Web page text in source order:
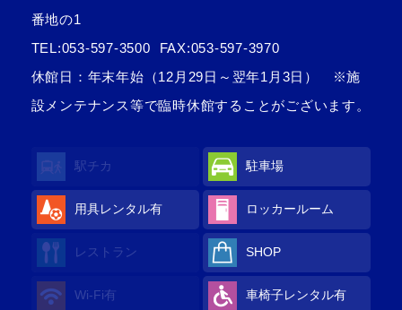
番地の1
TEL:053-597-3500
FAX:053-597-3970
休館日：年末年始（12月29日～翌年1月3日） ※施
設メンテナンス等で臨時休館することがございます。
駅チカ 駐車場
用具レンタル有 ロッカールーム
レストラン SHOP
Wi-Fi有 車椅子レンタル有